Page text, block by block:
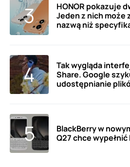
HONOR pokazuje
Jeden z nich może
nazwą niż
Tak wygląda
Share. Google
udostępnianie
BlackBerry w
Q27 chce